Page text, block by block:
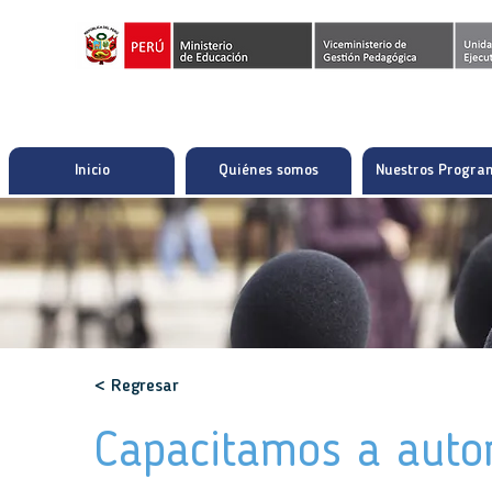
Inicio Quiénes somos Nuestros
< Regresar
Capacitamos a